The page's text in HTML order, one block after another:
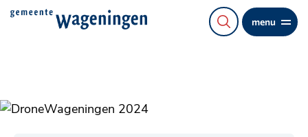
Direct
menu